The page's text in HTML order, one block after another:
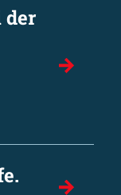
der